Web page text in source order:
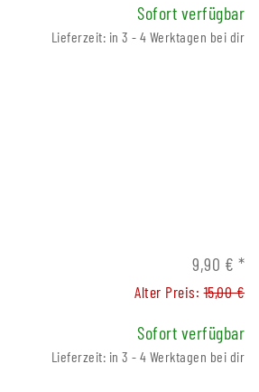
Sofort verfügbar
Lieferzeit: in 3 - 4 Werktagen bei dir
9,90 € *
Alter Preis:15,00 €
Sofort verfügbar
Lieferzeit: in 3 - 4 Werktagen bei dir